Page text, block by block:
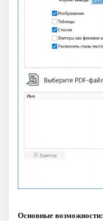
Основные возможности: